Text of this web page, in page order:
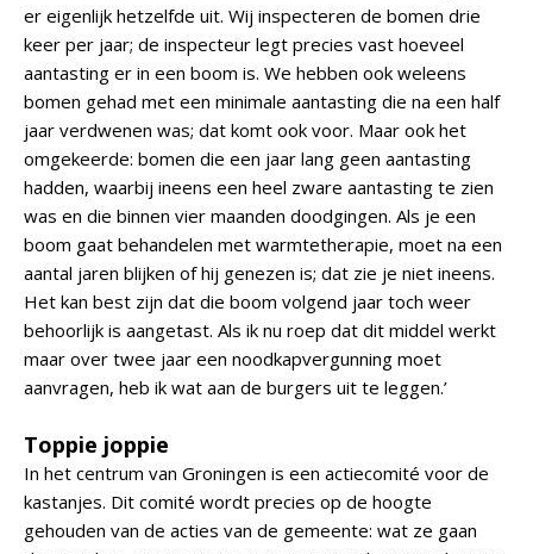
er eigenlijk hetzelfde uit. Wij inspecteren de bomen drie
keer per jaar; de inspecteur legt precies vast hoeveel
aantasting er in een boom is. We hebben ook weleens
bomen gehad met een minimale aantasting die na een half
jaar verdwenen was; dat komt ook voor. Maar ook het
omgekeerde: bomen die een jaar lang geen aantasting
hadden, waarbij ineens een heel zware aantasting te zien
was en die binnen vier maanden doodgingen. Als je een
boom gaat behandelen met warmtetherapie, moet na een
aantal jaren blijken of hij genezen is; dat zie je niet ineens.
Het kan best zijn dat die boom volgend jaar toch weer
behoorlijk is aangetast. Als ik nu roep dat dit middel werkt
maar over twee jaar een noodkapvergunning moet
aanvragen, heb ik wat aan de burgers uit te leggen.’
Toppie joppie
In het centrum van Groningen is een actiecomité voor de
kastanjes. Dit comité wordt precies op de hoogte
gehouden van de acties van de gemeente: wat ze gaan